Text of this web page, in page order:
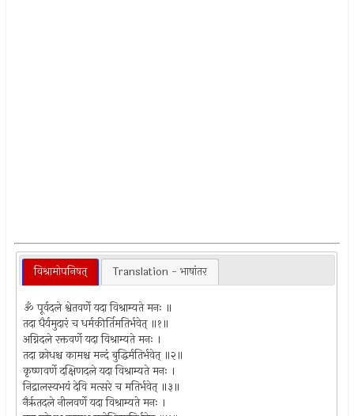
विश्रामोपनिषत् Translation - भाषांतर
ॐ पूर्वदले श्वेतवर्णे यदा विश्राम्यते मनः ॥
तदा धैर्यमुदारं च धर्मकीर्तिमतिर्भवेत् ॥१॥
अग्निदले रक्तवर्णे यदा विश्राम्यते मनः ।
तदा क्रोधश्च कामश्च मन्दं बुद्धिर्मतिर्भवेत् ॥२॥
कृष्णवर्णे दक्षिणदले यदा विश्राम्यते मनः ।
निद्रालस्यभयं देवि मत्सरे च मतिर्भवेत् ॥३॥
नैर्ऋतदले नीलवर्णे यदा विश्राम्यते मनः ।